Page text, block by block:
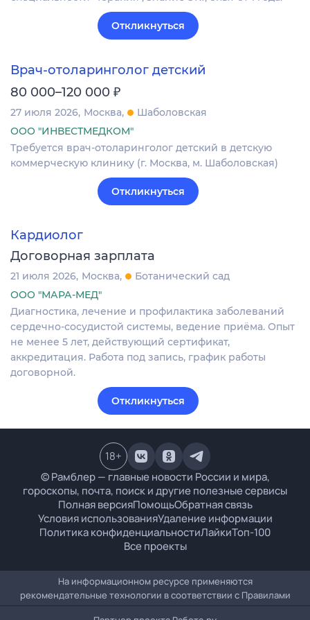
Откликнуться
Врач-отоларинголог детский
80 000–120 000 ₽
27 июля 2026 Москва
Шаболовская
ООО "ИНВЕСТМЕДКОМ"
Требуется врач-отоларинголог детский в детскую
коммерческую клинику (г. Москва, м. Шаболовская)
Откликнуться
Кардиолог
Договорная зарплата
21 июля 2026 Москва
Ботанический сад
ООО "МАРА-МЕД"
Диагностика, лечение и профилактика заболеваний
сердечно-сосудистой системы, ведение приёма. Опыт
не менее 5 лет, действующий сертификат,
аккредитация. Работа под запись, график работы
договорной.
Откликнуться
© Рамблер — главные новости России и мира,
гороскопы, почта, поиск и другие полезные сервисы
Полная версияПомощьОбратная связь
Условия использованияУдаление информации
Политика конфиденциальностиЛайкиТоп-100
Все проекты
18+
На информационном ресурсе применяются
рекомендательные технологии в соответствии с Правилами